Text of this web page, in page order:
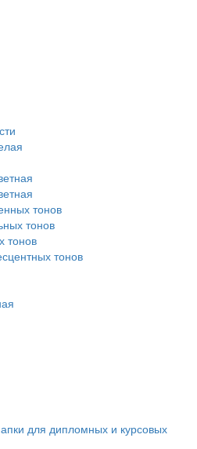
тонов
тонов
тонов
тонов
для дипломных и курсовых